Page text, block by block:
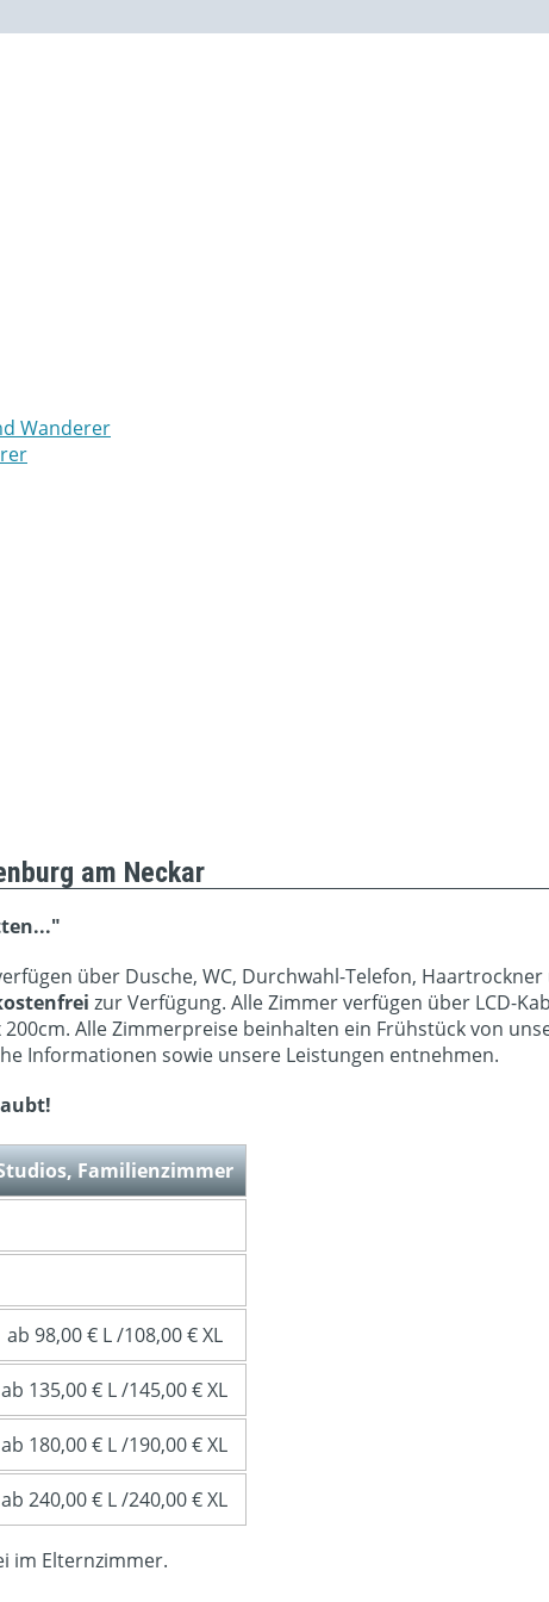
Wanderer
am Neckar
über Dusche, WC, Durchwahl-Telefon,
zur Verfügung. Alle Zimmer verfügen über LCD-
Alle Zimmerpreise beinhalten ein Frühstück von
Informationen sowie unsere Leistungen entnehmen.
Familienzimmer
ab 98,00 € L /108,00 € XL
ab 135,00 € L /145,00 € XL
ab 180,00 € L /190,00 € XL
ab 240,00 € L /240,00 € XL
im Elternzimmer.